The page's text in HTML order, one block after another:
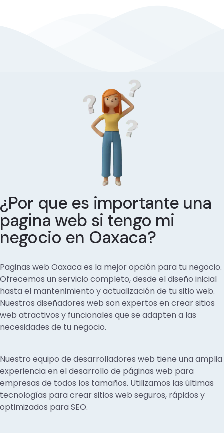
¿Por que es importante una
pagina web si tengo mi
negocio en Oaxaca?
Paginas web Oaxaca es la mejor opción para tu negocio.
Ofrecemos un servicio completo, desde el diseño inicial
hasta el mantenimiento y actualización de tu sitio web.
Nuestros diseñadores web son expertos en crear sitios
web atractivos y funcionales que se adapten a las
necesidades de tu negocio.
Nuestro equipo de desarrolladores web tiene una amplia
experiencia en el desarrollo de páginas web para
empresas de todos los tamaños. Utilizamos las últimas
tecnologías para crear sitios web seguros, rápidos y
optimizados para SEO.